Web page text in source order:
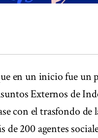
en un inicio fue un
Externos de
con el trasfondo de
200 agentes